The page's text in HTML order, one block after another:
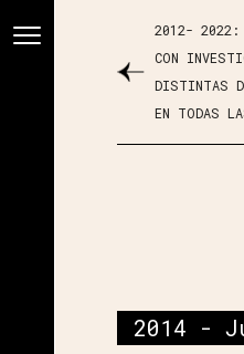
2012- 2022:
CON
DISTINTAS
EN TODAS
2014 -